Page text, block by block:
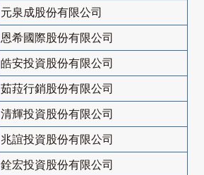
元泉成股份有限公司
恩希國際股份有限公司
皓安投資股份有限公司
茹菈行銷股份有限公司
清輝投資股份有限公司
兆誼投資股份有限公司
銓宏投資股份有限公司